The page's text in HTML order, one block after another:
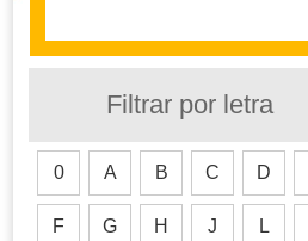
Filtrar por letra
0 A B C D
F G H J L